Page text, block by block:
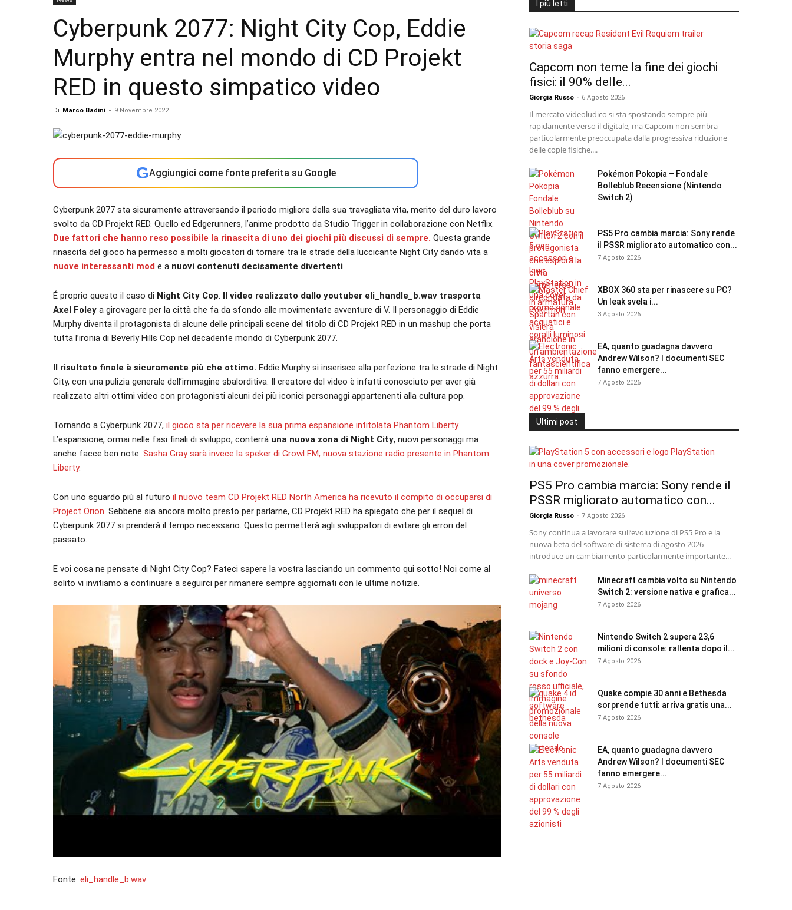
Cyberpunk 2077: Night City Cop, Eddie
Murphy entra nel mondo di CD Projekt
RED in questo simpatico video
Di Marco Badini - 9 Novembre 2022
GAggiungici come fonte preferita su Google
Cyberpunk 2077 sta sicuramente attraversando il periodo migliore della sua travagliata vita, merito del duro lavoro
svolto da CD Projekt RED. Quello ed Edgerunners, l’anime prodotto da Studio Trigger in collaborazione con Netflix.
Due fattori che hanno reso possibile la rinascita di uno dei giochi più discussi di sempre. Questa grande
rinascita del gioco ha permesso a molti giocatori di tornare tra le strade della luccicante Night City dando vita a
nuove interessanti mod e a nuovi contenuti decisamente divertenti.
É proprio questo il caso di Night City Cop. Il video realizzato dallo youtuber eli_handle_b.wav trasporta
Axel Foley a girovagare per la città che fa da sfondo alle movimentate avventure di V. Il personaggio di Eddie
Murphy diventa il protagonista di alcune delle principali scene del titolo di CD Projekt RED in un mashup che porta
tutta l’ironia di Beverly Hills Cop nel decadente mondo di Cyberpunk 2077.
Il risultato finale è sicuramente più che ottimo. Eddie Murphy si inserisce alla perfezione tra le strade di Night
City, con una pulizia generale dell’immagine sbalorditiva. Il creatore del video è infatti conosciuto per aver già
realizzato altri ottimi video con protagonisti alcuni dei più iconici personaggi appartenenti alla cultura pop.
Tornando a Cyberpunk 2077, il gioco sta per ricevere la sua prima espansione intitolata Phantom Liberty.
L’espansione, ormai nelle fasi finali di sviluppo, conterrà una nuova zona di Night City, nuovi personaggi ma
anche facce ben note. Sasha Gray sarà invece la speker di Growl FM, nuova stazione radio presente in Phantom
Liberty.
Con uno sguardo più al futuro il nuovo team CD Projekt RED North America ha ricevuto il compito di occuparsi di
Project Orion. Sebbene sia ancora molto presto per parlarne, CD Projekt RED ha spiegato che per il sequel di
Cyberpunk 2077 si prenderà il tempo necessario. Questo permetterà agli sviluppatori di evitare gli errori del
passato.
E voi cosa ne pensate di Night City Cop? Fateci sapere la vostra lasciando un commento qui sotto! Noi come al
solito vi invitiamo a continuare a seguirci per rimanere sempre aggiornati con le ultime notizie.
Fonte: eli_handle_b.wav
I più letti
Capcom non teme la fine dei giochi
fisici: il 90% delle...
Giorgia Russo - 6 Agosto 2026
Il mercato videoludico si sta spostando sempre più
rapidamente verso il digitale, ma Capcom non sembra
particolarmente preoccupata dalla progressiva riduzione
delle copie fisiche....
Pokémon Pokopia – Fondale
Bolleblub Recensione (Nintendo
Switch 2)
PS5 Pro cambia marcia: Sony rende
il PSSR migliorato automatico con...
7 Agosto 2026
XBOX 360 sta per rinascere su PC?
Un leak svela i...
3 Agosto 2026
EA, quanto guadagna davvero
Andrew Wilson? I documenti SEC
fanno emergere...
7 Agosto 2026
Ultimi post
PS5 Pro cambia marcia: Sony rende il
PSSR migliorato automatico con...
Giorgia Russo - 7 Agosto 2026
Sony continua a lavorare sull’evoluzione di PS5 Pro e la
nuova beta del software di sistema di agosto 2026
introduce un cambiamento particolarmente importante...
Minecraft cambia volto su Nintendo
Switch 2: versione nativa e grafica...
7 Agosto 2026
Nintendo Switch 2 supera 23,6
milioni di console: rallenta dopo il...
7 Agosto 2026
Quake compie 30 anni e Bethesda
sorprende tutti: arriva gratis una...
7 Agosto 2026
EA, quanto guadagna davvero
Andrew Wilson? I documenti SEC
fanno emergere...
7 Agosto 2026